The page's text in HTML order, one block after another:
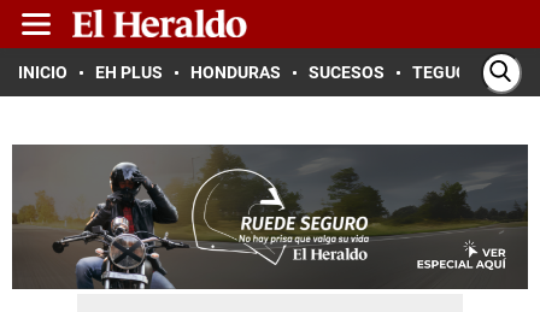
INICIO EH PLUS HONDURAS SUCESOS TEGUCIGALPA